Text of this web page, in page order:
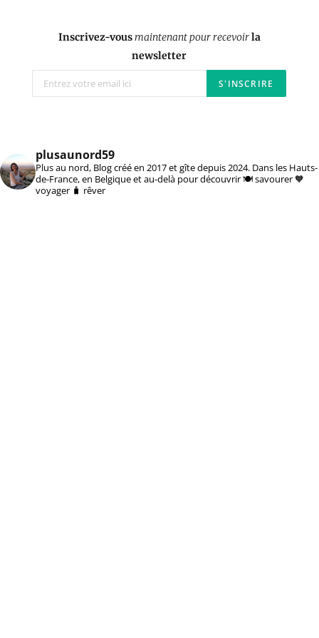
Inscrivez-vousmaintenant pour recevoirla
newsletter
plusaunord59
Plus au nord, Blog créé en 2017 et gîte depuis 2024. Dans les Hauts-
de-France, en Belgique et au-delà pour découvrir 🍽️ savourer 🧡
voyager 🧳 rêver